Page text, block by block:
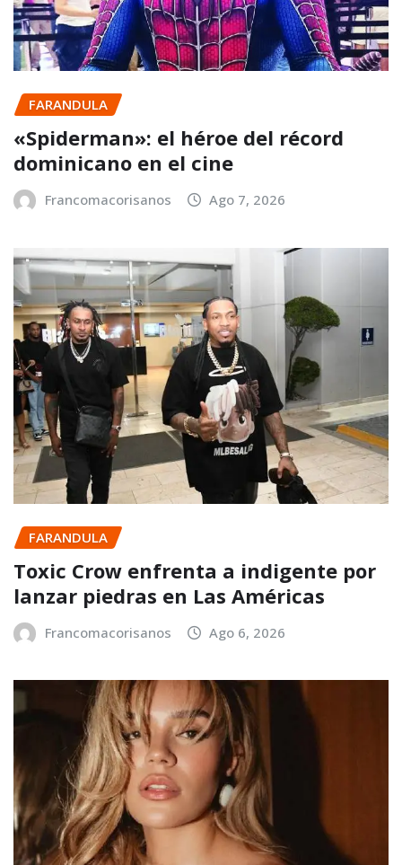
FARANDULA
«Spiderman»: el héroe del récord
dominicano en el cine
Francomacorisanos Ago 7, 2026
FARANDULA
Toxic Crow enfrenta a indigente por
lanzar piedras en Las Américas
Francomacorisanos Ago 6, 2026